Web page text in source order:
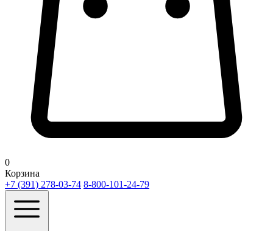
0
Корзина
+7 (391) 278-03-74 8-800-101-24-79